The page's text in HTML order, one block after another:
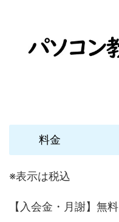
料金
※表示は税込
【入会金・月謝】無料